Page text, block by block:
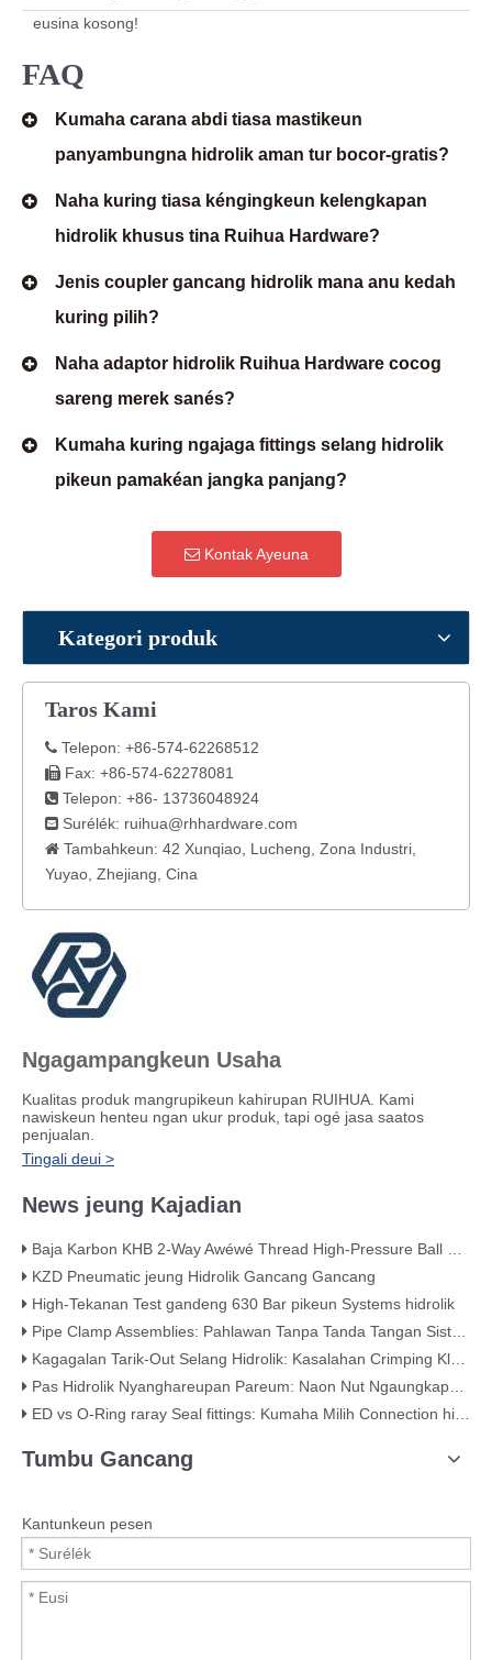
eusina kosong!
FAQ
Kumaha carana abdi tiasa mastikeun
panyambungna hidrolik aman tur bocor-gratis?
Naha kuring tiasa kéngingkeun kelengkapan
hidrolik khusus tina Ruihua Hardware?
Jenis coupler gancang hidrolik mana anu kedah
kuring pilih?
Naha adaptor hidrolik Ruihua Hardware cocog
sareng merek sanés?
Kumaha kuring ngajaga fittings selang hidrolik
pikeun pamakéan jangka panjang?
Kontak Ayeuna
Kategori produk
Taros Kami
 Telepon: +86-574-62268512
 Fax: +86-574-62278081
 Telepon: +86- 13736048924
 Surélék: ruihua@rhhardware.com
 Tambahkeun: 42 Xunqiao, Lucheng, Zona Industri,
Yuyao, Zhejiang, Cina
Ngagampangkeun Usaha
Kualitas produk mangrupikeun kahirupan RUIHUA. Kami
nawiskeun henteu ngan ukur produk, tapi ogé jasa saatos
penjualan.
Tingali deui >
News jeung Kajadian
Baja Karbon KHB 2-Way Awéwé Thread High-Pressure Ball Valve - KHB-G3/4
KZD Pneumatic jeung Hidrolik Gancang Gancang
High-Tekanan Test gandeng 630 Bar pikeun Systems hidrolik
Pipe Clamp Assemblies: Pahlawan Tanpa Tanda Tangan Sistem Piping Anjeun
Kagagalan Tarik-Out Selang Hidrolik: Kasalahan Crimping Klasik (Kalayan Bukti Visual)
Pas Hidrolik Nyanghareupan Pareum: Naon Nut Ngaungkapkeun Ngeunaan Kualitas
ED vs O-Ring raray Seal fittings: Kumaha Milih Connection hidrolik Best
Tumbu Gancang
Kantunkeun pesen